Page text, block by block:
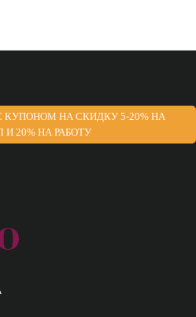
НА СКИДКУ 5-20% НА
20% НА РАБОТУ